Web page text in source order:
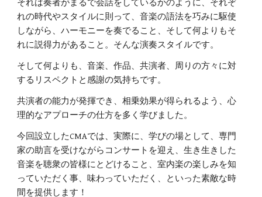
それは奏者がまるで会話をしているかのように、それぞ
れの時代やスタイルに則って、音楽の語法を巧みに駆使
しながら、ハーモニーを奏でること、そして何よりもそ
れに説得力があること。そんな演奏スタイルです。
そして何よりも、音楽、作品、共演者、周りの方々に対
するリスペクトと感謝の気持ちです。
共演者の能力が発揮でき、相乗効果が得られるよう、心
理的なアプローチの仕方を多く学びました。
今回設立したCMAでは、実際に、学びの場として、専門
家の助言を受けながらコンサートを迎え、生き生きした
音楽を聴衆の皆様にとどけること、室内楽の楽しみを知
っていただく事、味わっていただく、といった素敵な時
間を提供します！